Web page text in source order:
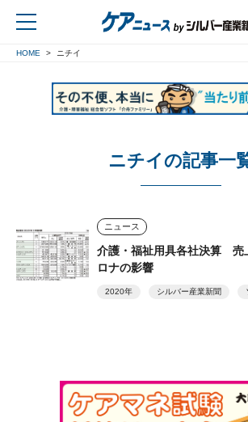
HOME ニチイ
ニチイの記事一
ニュース
介護・福祉用具各社決算 売
ロナの影響
2020年 シルバー産業新聞